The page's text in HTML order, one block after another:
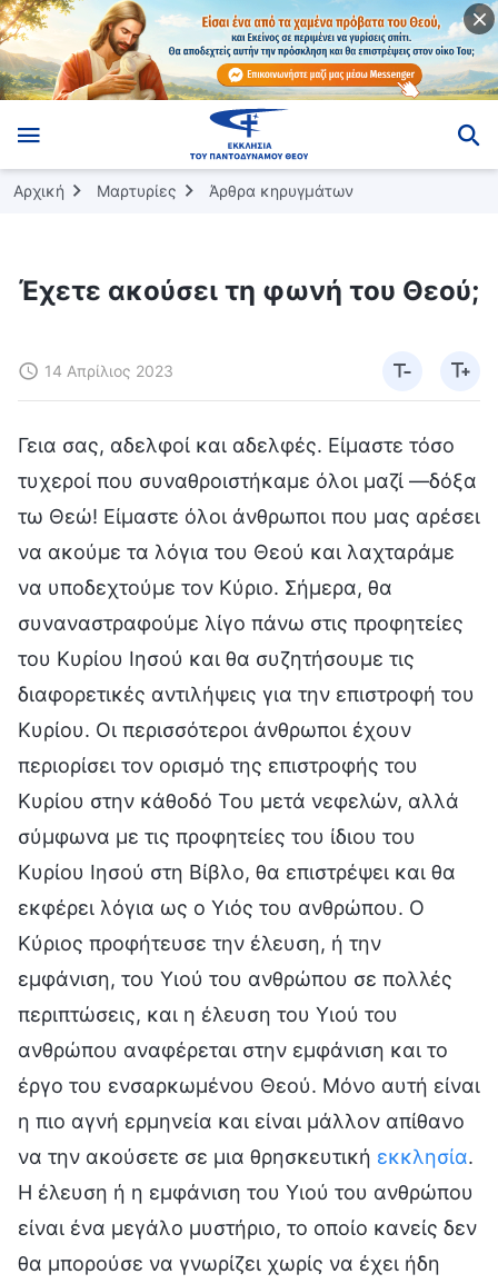
Αρχική Μαρτυρίες Άρθρα κηρυγμάτων
Έχετε ακούσει τη φωνή του Θεού;
14 Απρίλιος 2023
Γεια σας, αδελφοί και αδελφές. Είμαστε τόσο
τυχεροί που συναθροιστήκαμε όλοι μαζί —δόξα
τω Θεώ! Είμαστε όλοι άνθρωποι που μας αρέσει
να ακούμε τα λόγια του Θεού και λαχταράμε
να υποδεχτούμε τον Κύριο. Σήμερα, θα
συναναστραφούμε λίγο πάνω στις προφητείες
του Κυρίου Ιησού και θα συζητήσουμε τις
διαφορετικές αντιλήψεις για την επιστροφή του
Κυρίου. Οι περισσότεροι άνθρωποι έχουν
περιορίσει τον ορισμό της επιστροφής του
Κυρίου στην κάθοδό Του μετά νεφελών, αλλά
σύμφωνα με τις προφητείες του ίδιου του
Κυρίου Ιησού στη Βίβλο, θα επιστρέψει και θα
εκφέρει λόγια ως ο Υιός του ανθρώπου. Ο
Κύριος προφήτευσε την έλευση, ή την
εμφάνιση, του Υιού του ανθρώπου σε πολλές
περιπτώσεις, και η έλευση του Υιού του
ανθρώπου αναφέρεται στην εμφάνιση και το
έργο του ενσαρκωμένου Θεού. Μόνο αυτή είναι
η πιο αγνή ερμηνεία και είναι μάλλον απίθανο
να την ακούσετε σε μια θρησκευτική εκκλησία.
Η έλευση ή η εμφάνιση του Υιού του ανθρώπου
είναι ένα μεγάλο μυστήριο, το οποίο κανείς δεν
θα μπορούσε να γνωρίζει χωρίς να έχει ήδη